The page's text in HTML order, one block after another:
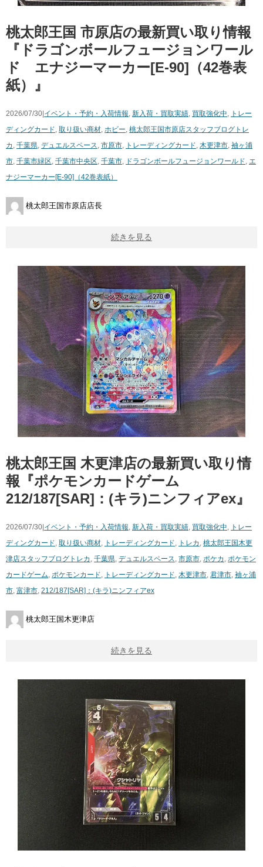
桃太郎王国 市原店の最新買い取り情報
『ドラゴンボールフュージョンワール
ド エナジーマーカー[E-90]（42巻表
紙）』
2026/07/30| イベント・予約・入荷情報, 新入荷・買取実績, 買取強化中, トレー
ディングカード, 取り扱い商材, ホビー, 桃太郎王国市原店スタッフブログ トレ
カ , 千葉県, デュエルスペース, 市原市, トレーディングカード, 木更津市, 袖ヶ浦
市, 千葉市緑区, 千葉市中央区, 千葉市, ドラゴンボールフュージョンワールド, エ
ナジーマーカー[E-90]（42巻表紙）
桃太郎王国市原店店長
続きを見る
桃太郎王国 木更津店の最新買い取り情
報『ポケモンカードゲーム
212/187[SAR]：(キラ)ニンフィアex』
2026/07/30| イベント・予約・入荷情報, 新入荷・買取実績, 買取強化中, トレー
ディングカード, 取り扱い商材, トレーディングカード, トレカ , 桃太郎王国木更
津店スタッフブログ トレカ , 千葉県, デュエルスペース, 市原市, ポケカ , ポケモン
カードゲーム, ポケモンカード, トレーディングカード, 木更津市, 君津市, 袖ヶ浦
市, 富津市, 212/187[SAR]：(キラ)ニンフィアex
桃太郎王国木更津店
続きを見る